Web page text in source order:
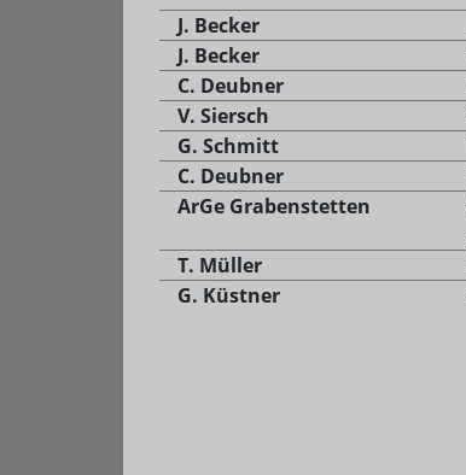
J. Becker
J. Becker
C. Deubner
V. Siersch
G. Schmitt
C. Deubner
ArGe Grabenstetten
T. Müller
G. Küstner